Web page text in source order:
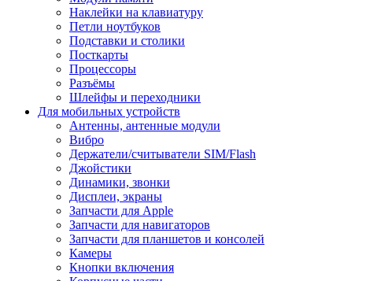
Наклейки на клавиатуру
Петли ноутбуков
Подставки и столики
Посткарты
Процессоры
Разъёмы
Шлейфы и переходники
Для мобильных устройств
Антенны, антенные модули
Вибро
Держатели/считыватели SIM/Flash
Джойстики
Динамики, звонки
Дисплеи, экраны
Запчасти для Apple
Запчасти для навигаторов
Запчасти для планшетов и консолей
Камеры
Кнопки включения